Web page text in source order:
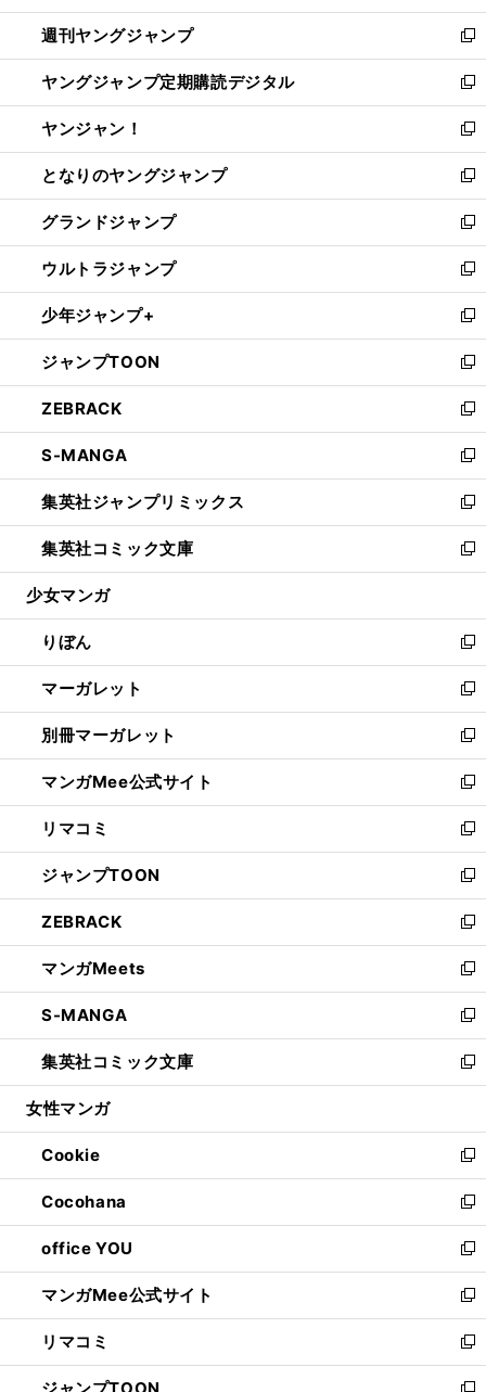
開
く
ウ
で
開
く
ン
ド
ウ
で
開
く
ウ
ィ
ン
ド
ウ
で
開
く
週刊ヤングジャンプ
新
し
い
ウ
ィ
ン
ド
ウ
で
開
く
ヤングジャンプ定期購読デジタル
新
し
い
ウ
ィ
ン
ド
ウ
で
開
く
ヤンジャン！
新
し
い
ウ
ィ
ン
ド
ウ
で
開
く
となりのヤングジャンプ
新
し
い
ウ
ィ
ン
ド
ウ
で
開
く
グランドジャンプ
新
し
い
ウ
ィ
ン
ド
ウ
で
開
く
ウルトラジャンプ
新
し
い
ウ
ィ
ン
ド
ウ
で
開
く
少年ジャンプ+
新
し
い
ウ
ィ
ン
ド
ウ
で
開
く
ジャンプTOON
新
し
い
ウ
ィ
ン
ド
ウ
で
開
ZEBRACK
新
し
い
ウ
ィ
ン
ド
ウ
開
く
S-MANGA
新
し
い
ウ
ィ
ン
ウ
で
開
く
集英社ジャンプリミックス
新
し
い
ウ
ン
ド
ウ
で
開
く
集英社コミック文庫
新
し
ウ
ィ
ン
ド
ウ
で
開
く
少女マンガ
りぼん
新
し
い
ウ
ィ
ン
ド
ウ
で
開
く
マーガレット
新
し
い
ウ
ィ
ン
ド
ウ
で
開
く
別冊マーガレット
新
し
い
ウ
ィ
ン
ド
ウ
で
開
く
マンガMee公式サイト
新
し
い
ウ
ィ
ン
ド
ウ
で
開
く
リマコミ
新
し
い
ウ
ィ
ン
ド
ウ
で
開
く
ジャンプTOON
新
し
い
ウ
ィ
ン
ド
ウ
で
開
ZEBRACK
新
し
い
ウ
ィ
ン
ド
ウ
開
く
マンガMeets
新
し
い
ウ
ィ
ン
ウ
で
開
く
S-MANGA
新
し
い
ウ
ン
ド
ウ
で
開
く
集英社コミック文庫
新
し
ウ
ィ
ン
ド
ウ
で
開
く
女性マンガ
Cookie
新
し
い
ウ
ィ
ン
ド
ウ
で
開
く
Cocohana
新
し
い
ウ
ィ
ン
ド
ウ
office YOU
新
し
い
ウ
ィ
ン
マンガMee公式サイト
新
し
い
ウ
リマコミ
新
し